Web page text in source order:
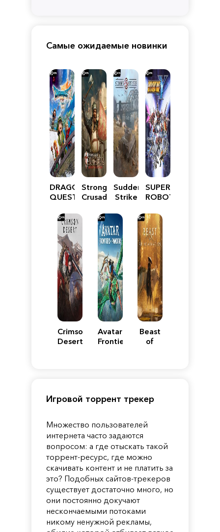
Самые ожидаемые новинки
DRAGON
QUEST
Reimagined
Stronghold
Crusader:
Edition
Sudden
Strike
SUPER
ROBOT
Y
Crimson
Desert
Avatar:
Frontiers
Beast
of
Игровой торрент трекер
Множество пользователей
интернета часто задаются
вопросом: а где отыскать такой
торрент-ресурс, где можно
скачивать контент и не платить за
это? Подобных сайтов-трекеров
существует достаточно много, но
они постоянно докучают
нескончаемыми потоками
никому ненужной рекламы,